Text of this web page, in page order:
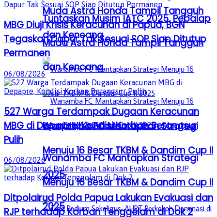
Muda Astra Honda Tampil Tangguh
dan Kencang
Wanamba FC Mantapkan Strategi
Menuju 16 Besar TKBM & Dandim Cup II
2025
Tuntaskan Musim IATC 2025, Pebalap
Muda Astra Honda Tampil Tangguh
dan Kencang
Wanamba FC Mantapkan Strategi
Menuju 16 Besar TKBM & Dandim Cup II
2025
MBG Diuji Krisis Keracunan di Papua, BGN
Tegaskan Dapur Tak Sesuai SOP Siap Ditutup
Permanen
06/08/2026
527 Warga Terdampak Dugaan Keracunan
MBG di Depapre, Kondisi Korban Berangsur
Pulih
06/08/2026
Ditpolairud Polda Papua Lakukan Evakuasi dan
RJP terhadap Korban Tenggelam di Dok 2